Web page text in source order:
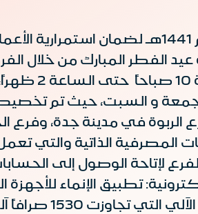
أعلن مصرف الإنماء عن فروعه العاملة خلال إجازة عيد الفطر المبارك
الفطر المبارك من خلال
من يوم الأحد 24 مايو
الجمعة و السبت، حيث تم
في مدينة جدة، وفرع
المصرفية الذاتية والتي
لإتاحة الوصول إلى
تطبيق الإنماء للأجهزة
، هاتف الإنماء